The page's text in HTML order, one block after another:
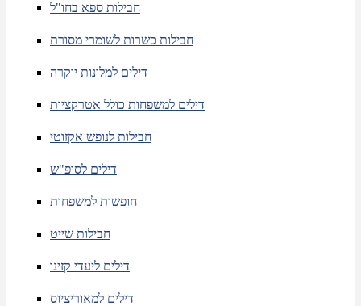
חבילות ספא בחו"ל
חבילות כשרות לשומרי מסורת
דילים למלונות יוקרה
דילים למשפחות כולל אטרקציות
חבילות לנופש אקזוטי
דילים לסופ"ש
חופשות למשפחות
חבילות שייט
דילים ליעדי קזינו
דילים למאוריציוס